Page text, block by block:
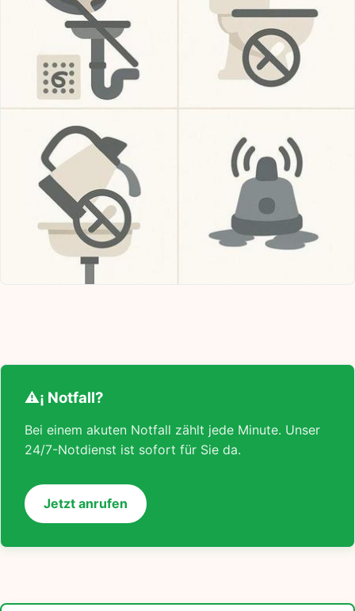
⚠¡ Notfall?
Bei einem akuten Notfall zählt jede Minute. Unser
24/7-Notdienst ist sofort für Sie da.
Jetzt anrufen